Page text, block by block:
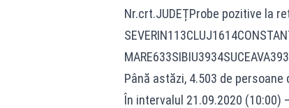
Nr.crt.JUDEȚProbe pozitive la
Până astăzi, 4.503 de
În intervalul 21.09.2020